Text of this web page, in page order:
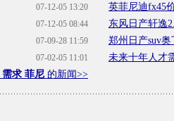
07-12-05 13:20
07-12-05 08:44
07-09-28 11:59
07-02-05 11:01
需求 菲尼 的新闻>>
英菲尼迪fx45
东风日产轩逸
郑州日产suv奥
未来十年人才